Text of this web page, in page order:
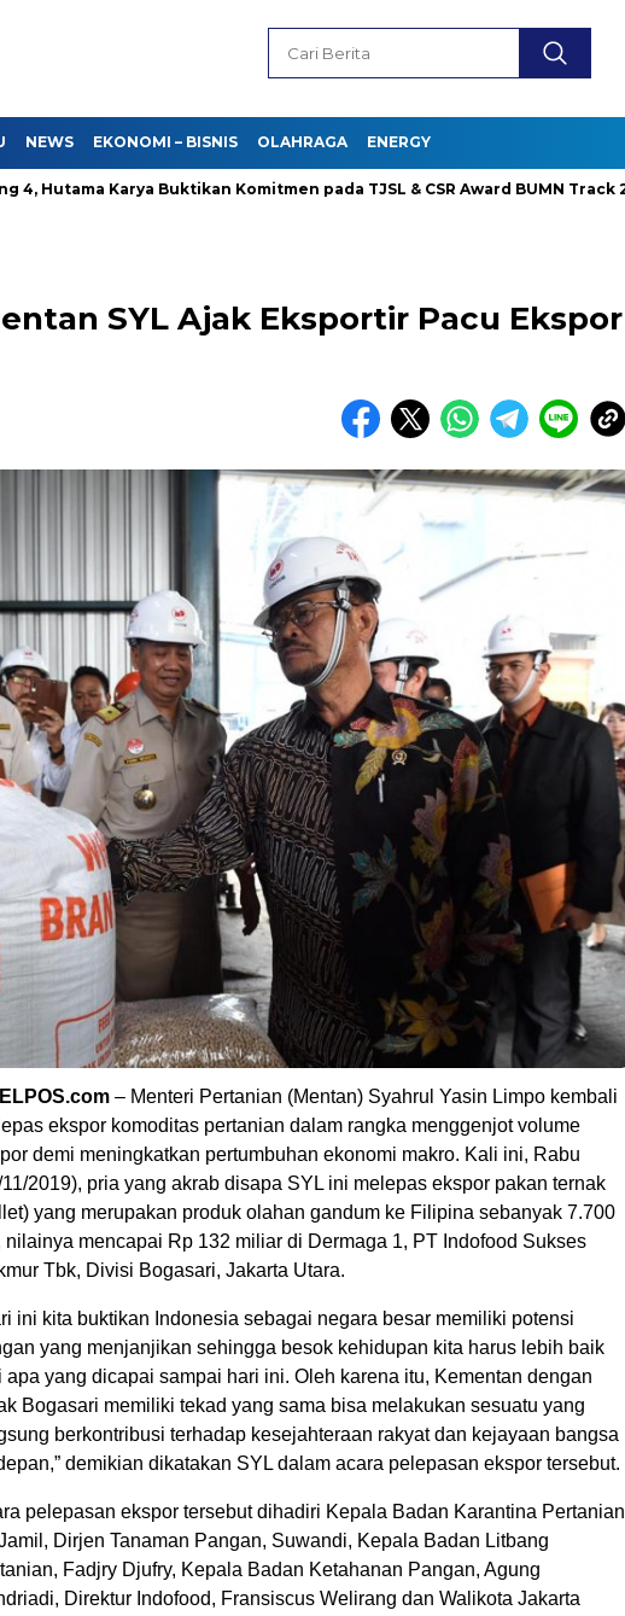
NEWS EKONOMI – BISNIS OLAHRAGA ENERGY
Karya Buktikan Komitmen pada TJSL & CSR Award BUMN Track 2026
SYL Ajak Eksportir Pacu Ekspor
– Menteri Pertanian (Mentan) Syahrul Yasin Limpo kembali
ekspor komoditas pertanian dalam rangka menggenjot volume
demi meningkatkan pertumbuhan ekonomi makro. Kali ini, Rabu
11/2019), pria yang akrab disapa SYL ini melepas ekspor pakan ternak
yang merupakan produk olahan gandum ke Filipina sebanyak 7.700
nilainya mencapai Rp 132 miliar di Dermaga 1, PT Indofood Sukses
Tbk, Divisi Bogasari, Jakarta Utara.
ini kita buktikan Indonesia sebagai negara besar memiliki potensi
yang menjanjikan sehingga besok kehidupan kita harus lebih baik
apa yang dicapai sampai hari ini. Oleh karena itu, Kementan dengan
Bogasari memiliki tekad yang sama bisa melakukan sesuatu yang
berkontribusi terhadap kesejahteraan rakyat dan kejayaan bangsa
demikian dikatakan SYL dalam acara pelepasan ekspor tersebut.
pelepasan ekspor tersebut dihadiri Kepala Badan Karantina Pertanian
Dirjen Tanaman Pangan, Suwandi, Kepala Badan Litbang
Fadjry Djufry, Kepala Badan Ketahanan Pangan, Agung
Direktur Indofood, Fransiscus Welirang dan Walikota Jakarta